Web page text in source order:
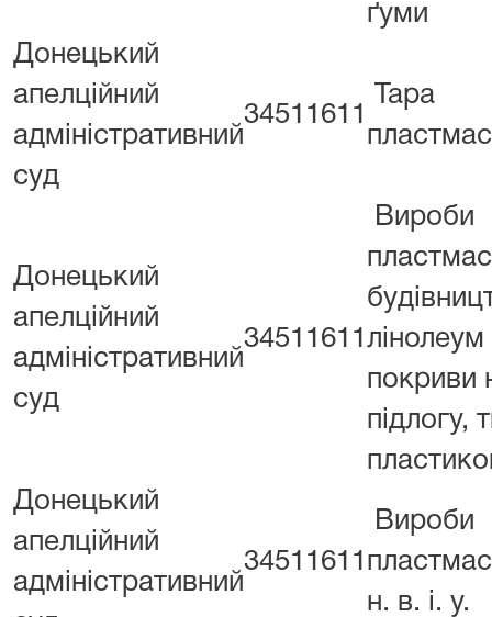
ґуми
Донецький
апелційний
адміністративний
суд
34511611
Тара
Донецький
апелційний
адміністративний
суд
34511611
Вироби
лінолеум
покриви
підлогу,
Донецький
апелційний
адміністративний
34511611
Вироби
н. в. і. у.